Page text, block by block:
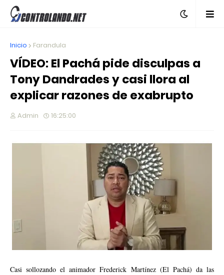
Inicio Farandula
VÍDEO: El Pachá pide disculpas a
Tony Dandrades y casi llora al
explicar razones de exabrupto
Admin 16:25:00
Casi sollozando el animador Frederick Martínez (El Pachá) da las